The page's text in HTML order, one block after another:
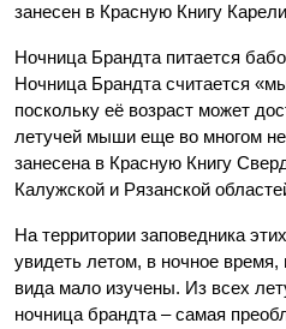
занесен в Красную Книгу
Ночница Брандта питается
Ночница Брандта считается
поскольку её возраст может
летучей мыши еще во многом
занесена в Красную Книгу
Калужской и Рязанской
На территории заповедника
увидеть летом, в ночное
вида мало изучены. Из всех
ночница брандта – самая